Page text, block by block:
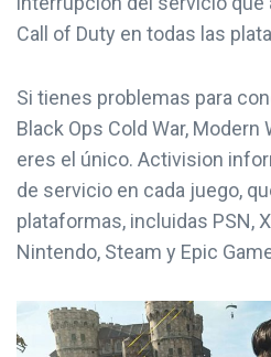
Call of Duty en todas las
Si tienes problemas para
Black Ops Cold War, Modern
eres el único. Activision
de servicio en cada juego,
plataformas, incluidas PSN,
Nintendo, Steam y Epic